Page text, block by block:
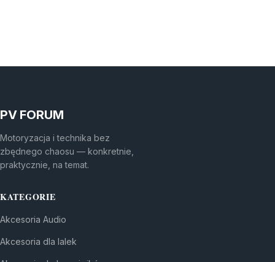
PV FORUM
Motoryzacja i technika bez
zbędnego chaosu — konkretnie,
praktycznie, na temat.
KATEGORIE
Akcesoria Audio
Akcesoria dla lalek